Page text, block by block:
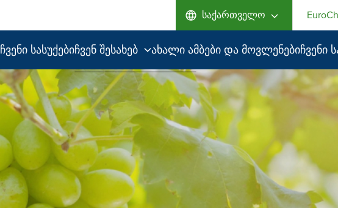
საქართველო
ჩვენი სასუქებიჩვენ შესახებ
ჩვენი
შესაძლებლობები
ხარისხი ბაზრის
ლიდერისგან
ზრუნვა
ეკოლოგიაზე
ახალი ამბები და მოვლენებიჩვენი